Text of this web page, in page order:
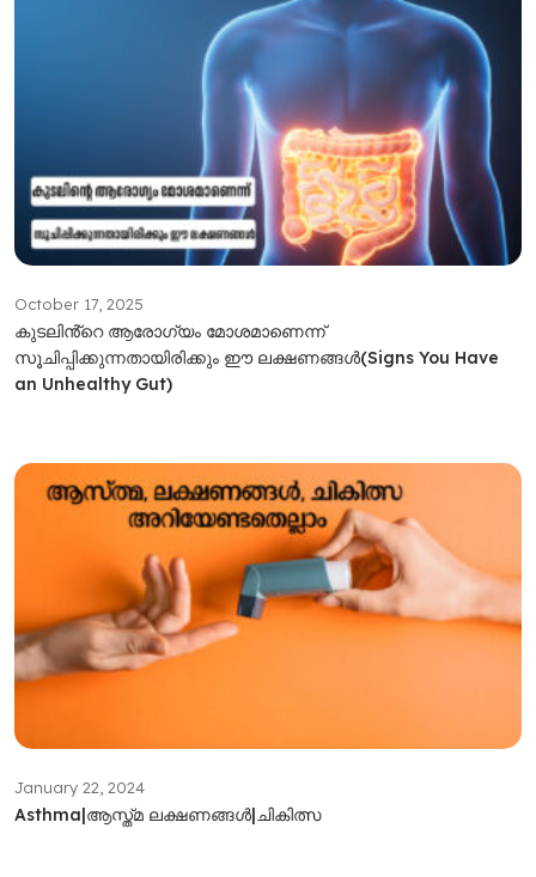
October 17, 2025
കുടലിൻ്റെ ആരോഗ്യം മോശമാണെന്ന്
സൂചിപ്പിക്കുന്നതായിരിക്കും ഈ ലക്ഷണങ്ങൾ(Signs You Have
an Unhealthy Gut)
January 22, 2024
Asthma|ആസ്ത്മ ലക്ഷണങ്ങൾ|ചികിത്സ